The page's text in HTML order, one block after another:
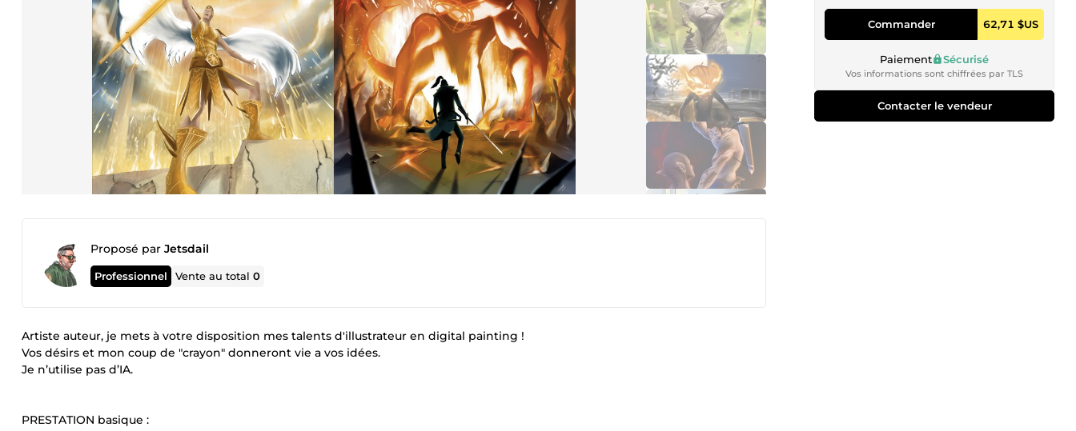
Proposé par Jetsdail
Professionnel Vente au total0
Artiste auteur, je mets à votre disposition mes talents d'illustrateur en digital painting !
Vos désirs et mon coup de "crayon" donneront vie a vos idées.
Je n’utilise pas d’IA.
PRESTATION basique :
Commander 62,71 $US
Paiement Sécurisé
Vos informations sont chiffrées par TLS
Contacter le vendeur